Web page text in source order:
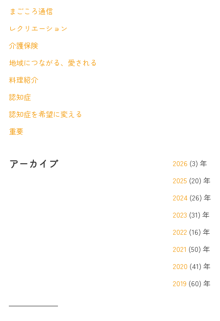
まごころ通信
レクリエーション
介護保険
地域につながる、愛される
料理紹介
認知症
認知症を希望に変える
重要
アーカイブ 2026 (3) 年
2025 (20) 年
2024 (26) 年
2023 (31) 年
2022 (16) 年
2021 (50) 年
2020 (41) 年
2019 (60) 年